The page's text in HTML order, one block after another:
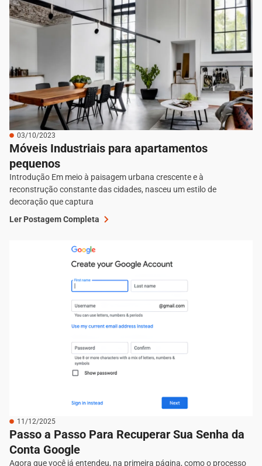
03/10/2023
Móveis Industriais para apartamentos
pequenos
Introdução Em meio à paisagem urbana crescente e à
reconstrução constante das cidades, nasceu um estilo de
decoração que captura
Ler Postagem Completa
11/12/2025
Passo a Passo Para Recuperar Sua Senha da
Conta Google
Agora que você já entendeu, na primeira página, como o processo